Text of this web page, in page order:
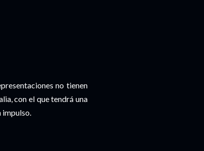
no tienen
con el que tendrá una